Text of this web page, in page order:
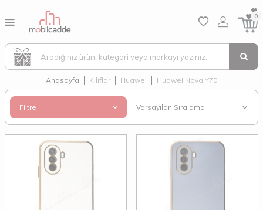
0
Anasayfa Kılıflar Huawei Huawei Nova Y70
Filtre